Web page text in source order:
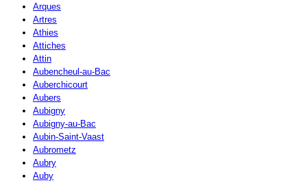
Arques
Artres
Athies
Attiches
Attin
Aubencheul-au-Bac
Auberchicourt
Aubers
Aubigny
Aubigny-au-Bac
Aubin-Saint-Vaast
Aubrometz
Aubry
Auby